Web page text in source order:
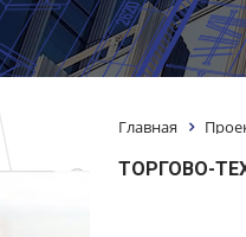
Главная
ТОРГОВО-